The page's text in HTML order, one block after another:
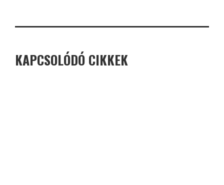
KAPCSOLÓDÓ CIKKEK